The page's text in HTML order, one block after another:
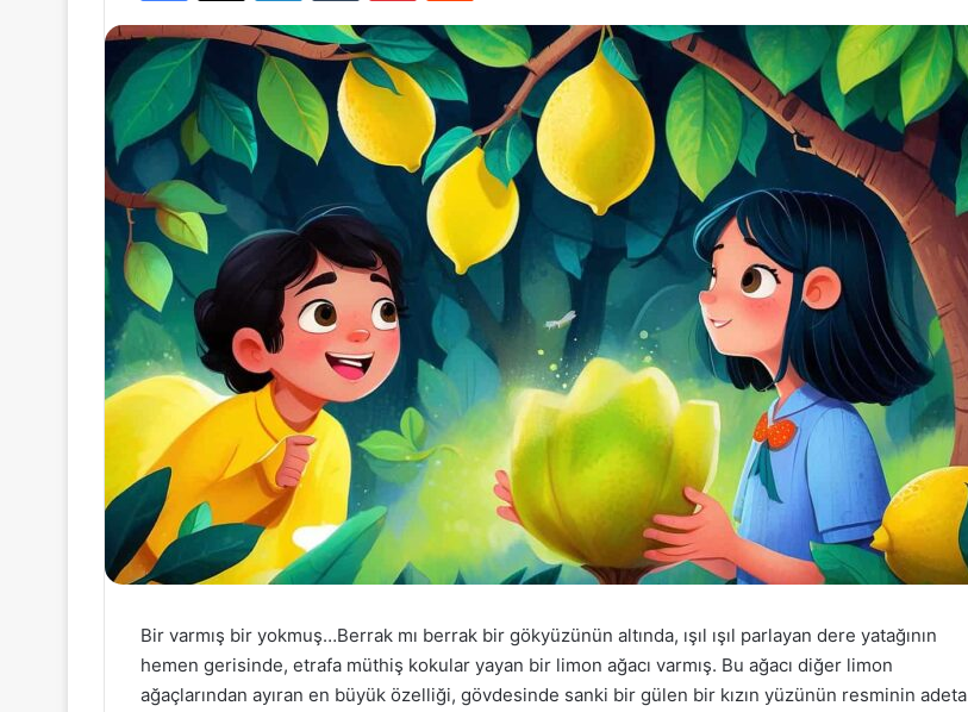
Bir varmış bir yokmuş…Berrak mı berrak bir gökyüzünün altında, ışıl ışıl parlayan dere yatağının
hemen gerisinde, etrafa müthiş kokular yayan bir limon ağacı varmış. Bu ağacı diğer limon
ağaçlarından ayıran en büyük özelliği, gövdesinde sanki bir gülen bir kızın yüzünün resminin adeta